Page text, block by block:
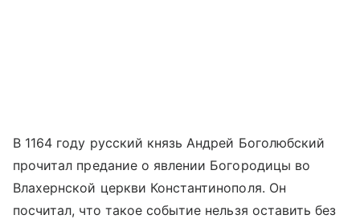
В 1164 году русский князь Андрей Боголюбский
прочитал предание о явлении Богородицы во
Влахернской церкви Константинополя. Он
посчитал, что такое событие нельзя оставить без